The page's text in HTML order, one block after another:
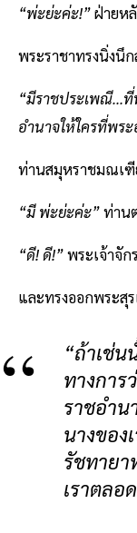
“พ่ะย่ะค่ะ!”ฝ่ายห
พระราชาทรงนิ่งนึ
“มีราชประเพณี...
อำนาจให้ใครที่พร
ท่านสมุหราชมณเฑี
“มี พ่ะย่ะค่ะ”ท่าน
“ดี! ดี!”พระเจ้าจัก
และทรงออกพระสุ
“ถ้าเช่น
ทางการ
ราชอำน
นางของ
รัชทาย
เราตลอ